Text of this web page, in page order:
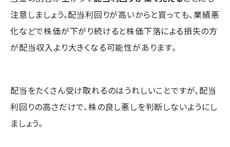
注意しましょう。配当利回りが高いからと買っても、業績悪
化などで株価が下がり続けると株価下落による損失の方
が配当収入より大きくなる可能性があります。
配当をたくさん受け取れるのはうれしいことですが、配当
利回りの高さだけで、株の良し悪しを判断しないようにし
ましょう。